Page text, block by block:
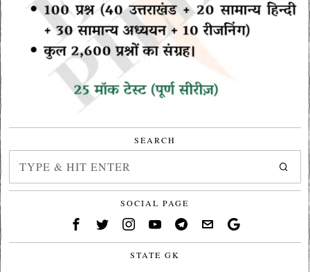
SEARCH
SOCIAL PAGE
STATE GK